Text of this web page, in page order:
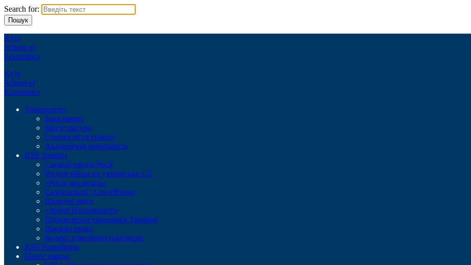
Search for:
Kyiv
School of
Economics
Kyiv
School of
Economics
Університет
Бакалаврат
Магістратура
Стипендії та гранти
Академічна мобільність
KSE Institute
Санкції проти Росії
Вплив війни на українське С/Г
«Росія заплатить»
Самосанкції / LeaveRussia
Щорічні звіти
«Земля Незламності»
Відновлення економіки України
Наукові праці
Кодекс поведінки партнерів
KSE Foundation
Бізнес школа